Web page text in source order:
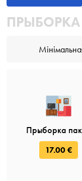
ПРЫБОРКА
Прыборка
17.00 €